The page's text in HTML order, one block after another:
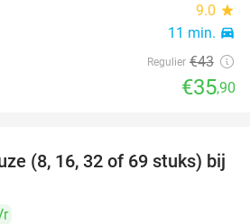
9.0 star
11 min. directions_car
Regulier €43
€35,90
53%
(8, 16, 32 of 69 stuks) bij